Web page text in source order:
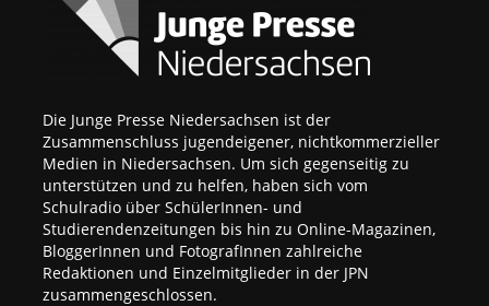
Die Junge Presse Niedersachsen ist der
Zusammenschluss jugendeigener, nichtkommerzieller
Medien in Niedersachsen. Um sich gegenseitig zu
unterstützen und zu helfen, haben sich vom
Schulradio über SchülerInnen- und
Studierendenzeitungen bis hin zu Online-Magazinen,
BloggerInnen und FotografInnen zahlreiche
Redaktionen und Einzelmitglieder in der JPN
zusammengeschlossen.